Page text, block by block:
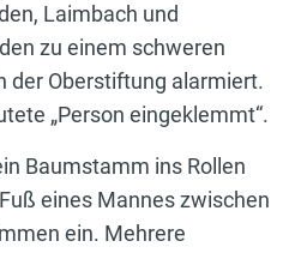
Laimbach und
zu einem schweren
der Oberstiftung alarmiert.
„Person eingeklemmt“.
Baumstamm ins Rollen
eines Mannes zwischen
ein. Mehrere